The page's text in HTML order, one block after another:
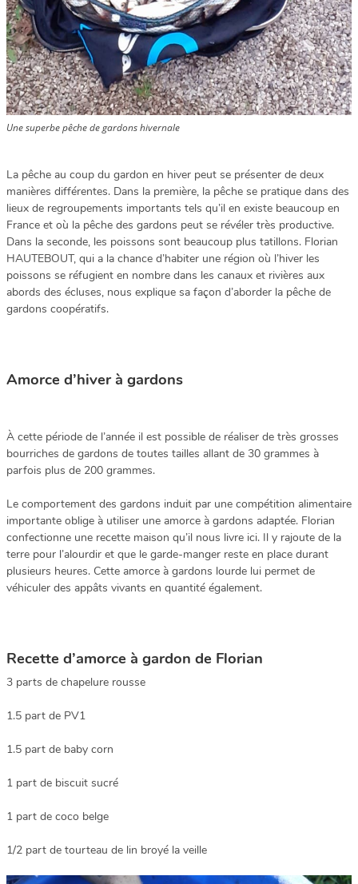
Une superbe pêche de gardons hivernale
La pêche au coup du gardon en hiver peut se présenter de deux
manières différentes. Dans la première, la pêche se pratique dans des
lieux de regroupements importants tels qu’il en existe beaucoup en
France et où la pêche des gardons peut se révéler très productive.
Dans la seconde, les poissons sont beaucoup plus tatillons. Florian
HAUTEBOUT, qui a la chance d’habiter une région où l’hiver les
poissons se réfugient en nombre dans les canaux et rivières aux
abords des écluses, nous explique sa façon d’aborder la pêche de
gardons coopératifs.
Amorce d’hiver à gardons
À cette période de l’année il est possible de réaliser de très grosses
bourriches de gardons de toutes tailles allant de 30 grammes à
parfois plus de 200 grammes.
Le comportement des gardons induit par une compétition alimentaire
importante oblige à utiliser une amorce à gardons adaptée. Florian
confectionne une recette maison qu’il nous livre ici. Il y rajoute de la
terre pour l’alourdir et que le garde-manger reste en place durant
plusieurs heures. Cette amorce à gardons lourde lui permet de
véhiculer des appâts vivants en quantité également.
Recette d’amorce à gardon de Florian
3 parts de chapelure rousse
1.5 part de PV1
1.5 part de baby corn
1 part de biscuit sucré
1 part de coco belge
1/2 part de tourteau de lin broyé la veille